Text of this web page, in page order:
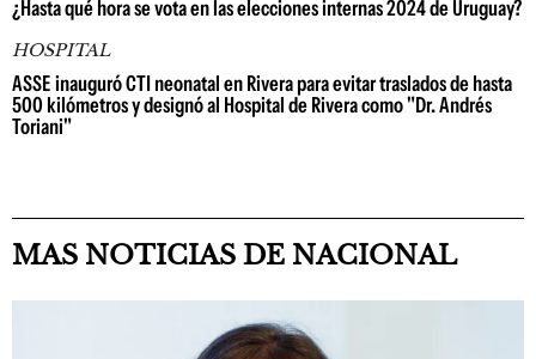
¿Hasta qué hora se vota en las elecciones internas 2024 de Uruguay?
HOSPITAL
ASSE inauguró CTI neonatal en Rivera para evitar traslados de hasta
500 kilómetros y designó al Hospital de Rivera como "Dr. Andrés
Toriani"
MAS NOTICIAS DE NACIONAL